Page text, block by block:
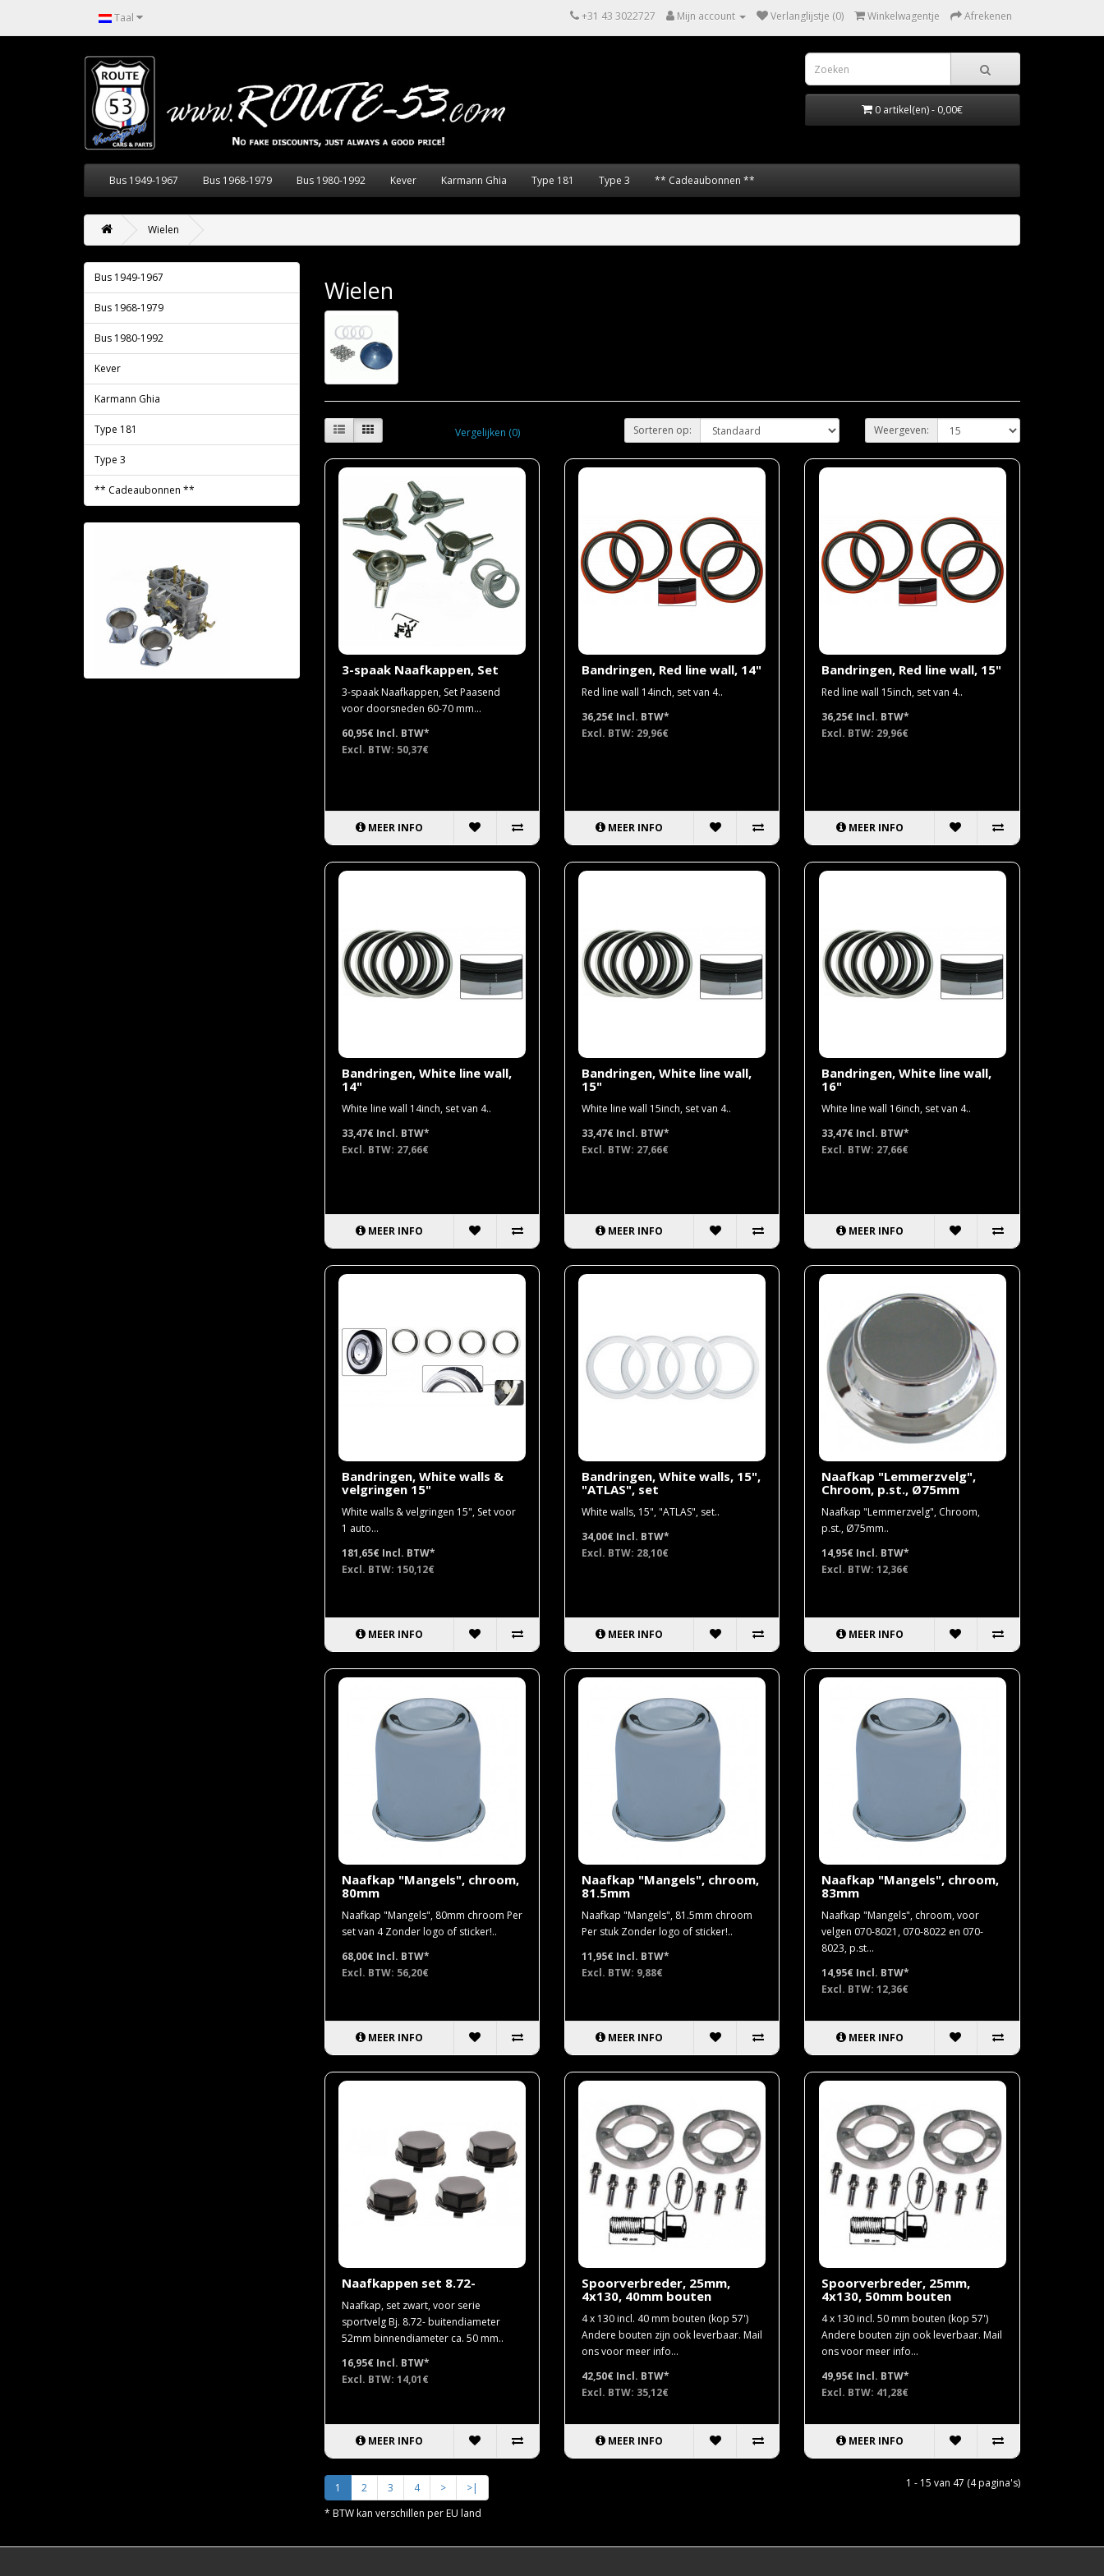
Taal +31 43 3022727 Mijn account Verlanglijstje (0) Winkelwagentje Afrekenen
0 artikel(en) - 0,00€
Bus 1949-1967 Bus 1968-1979 Bus 1980-1992 Kever Karmann Ghia Type 181 Type 3 ** Cadeaubonnen **
Wielen
Bus 1949-1967
Bus 1968-1979
Bus 1980-1992
Kever
Karmann Ghia
Type 181
Type 3
** Cadeaubonnen **
Wielen
Vergelijken (0) Sorteren op: Weergeven:
3-spaak Naafkappen, Set
3-spaak Naafkappen, Set Paasend
voor doorsneden 60-70 mm...
60,95€ Incl. BTW*
Excl. BTW: 50,37€
MEER INFO
Bandringen, Red line wall, 14"
Red line wall 14inch, set van 4..
36,25€ Incl. BTW*
Excl. BTW: 29,96€
MEER INFO
Bandringen, Red line wall, 15"
Red line wall 15inch, set van 4..
36,25€ Incl. BTW*
Excl. BTW: 29,96€
MEER INFO
Bandringen, White line wall,
14"
White line wall 14inch, set van 4..
33,47€ Incl. BTW*
Excl. BTW: 27,66€
MEER INFO
Bandringen, White line wall,
15"
White line wall 15inch, set van 4..
33,47€ Incl. BTW*
Excl. BTW: 27,66€
MEER INFO
Bandringen, White line wall,
16"
White line wall 16inch, set van 4..
33,47€ Incl. BTW*
Excl. BTW: 27,66€
MEER INFO
Bandringen, White walls &
velgringen 15"
White walls & velgringen 15", Set voor
1 auto...
181,65€ Incl. BTW*
Excl. BTW: 150,12€
MEER INFO
Bandringen, White walls, 15",
"ATLAS", set
White walls, 15", "ATLAS", set..
34,00€ Incl. BTW*
Excl. BTW: 28,10€
MEER INFO
Naafkap "Lemmerzvelg",
Chroom, p.st., Ø75mm
Naafkap "Lemmerzvelg", Chroom,
p.st., Ø75mm..
14,95€ Incl. BTW*
Excl. BTW: 12,36€
MEER INFO
Naafkap "Mangels", chroom,
80mm
Naafkap "Mangels", 80mm chroom Per
set van 4 Zonder logo of sticker!..
68,00€ Incl. BTW*
Excl. BTW: 56,20€
MEER INFO
Naafkap "Mangels", chroom,
81.5mm
Naafkap "Mangels", 81.5mm chroom
Per stuk Zonder logo of sticker!..
11,95€ Incl. BTW*
Excl. BTW: 9,88€
MEER INFO
Naafkap "Mangels", chroom,
83mm
Naafkap "Mangels", chroom, voor
velgen 070-8021, 070-8022 en 070-
8023, p.st...
14,95€ Incl. BTW*
Excl. BTW: 12,36€
MEER INFO
Naafkappen set 8.72-
Naafkap, set zwart, voor serie
sportvelg Bj. 8.72- buitendiameter
52mm binnendiameter ca. 50 mm..
16,95€ Incl. BTW*
Excl. BTW: 14,01€
MEER INFO
Spoorverbreder, 25mm,
4x130, 40mm bouten
4 x 130 incl. 40 mm bouten (kop 57')
Andere bouten zijn ook leverbaar. Mail
ons voor meer info...
42,50€ Incl. BTW*
Excl. BTW: 35,12€
MEER INFO
Spoorverbreder, 25mm,
4x130, 50mm bouten
4 x 130 incl. 50 mm bouten (kop 57')
Andere bouten zijn ook leverbaar. Mail
ons voor meer info...
49,95€ Incl. BTW*
Excl. BTW: 41,28€
MEER INFO
1 2 3 4 > >| 1 - 15 van 47 (4 pagina's)
* BTW kan verschillen per EU land